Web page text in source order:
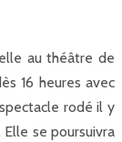
au théâtre de
16 heures avec
rodé il y
se poursuivra